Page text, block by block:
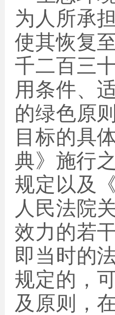
为人所承
使其恢复
千二百三
用条件、
的绿色原
目标的具
典》施行
规定以及
人民法院
效力的若
即当时的
规定的，
及原则，